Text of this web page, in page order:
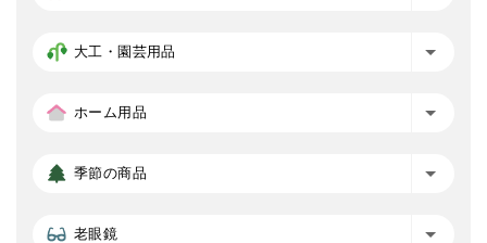
大工・園芸用品
ホーム用品
季節の商品
老眼鏡